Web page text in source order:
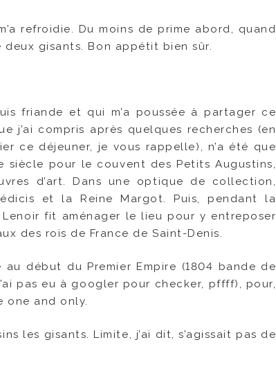
refroidie. Du moins de prime abord, quand
gisants. Bon appétit bien sûr.
friande et qui m’a poussée à partager ce
j’ai compris après quelques recherches (en
ce déjeuner, je vous rappelle), n’a été que
siècle pour le couvent des Petits Augustins,
d’art. Dans une optique de collection,
et la Reine Margot. Puis, pendant la
fit aménager le lieu pour y entreposer
des rois de France de Saint-Denis.
début du Premier Empire (1804 bande de
pas eu à googler pour checker, pffff), pour,
one and only.
les gisants. Limite, j’ai dit, s’agissait pas de